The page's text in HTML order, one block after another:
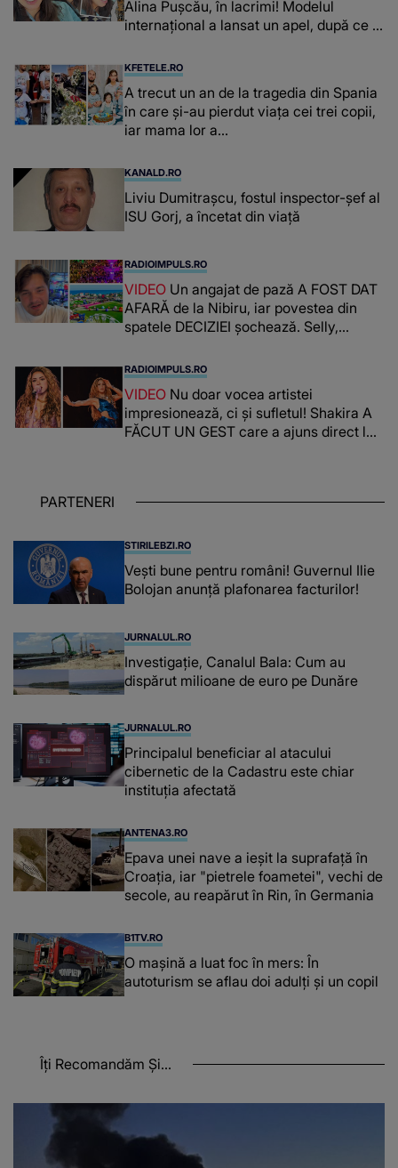
Alina Pușcău, în lacrimi! Modelul
internațional a lansat un apel, după ce a
KFETELE.RO
A trecut un an de la tragedia din Spania
în care și-au pierdut viața cei trei copii,
iar mama lor a…
KANALD.RO
Liviu Dumitrașcu, fostul inspector-șef al
ISU Gorj, a încetat din viață
RADIOIMPULS.RO
VIDEO Un angajat de pază A FOST DAT
AFARĂ de la Nibiru, iar povestea din
spatele DECIZIEI șochează. Selly,
CREDEA CĂ VA VEDEA AȘA CEVA: "Fix
în fața unui..."
RADIOIMPULS.RO
VIDEO Nu doar vocea artistei
impresionează, ci și sufletul! Shakira A
FĂCUT UN GEST care a ajuns direct la
așteptând oportunitatea
PARTENERI
STIRILEBZI.RO
Vești bune pentru români! Guvernul Ilie
Bolojan anunță plafonarea facturilor!
JURNALUL.RO
Investigație, Canalul Bala: Cum au
dispărut milioane de euro pe Dunăre
JURNALUL.RO
Principalul beneficiar al atacului
cibernetic de la Cadastru este chiar
instituţia afectată
ANTENA3.RO
Epava unei nave a ieșit la suprafață în
Croația, iar "pietrele foametei", vechi de
secole, au reapărut în Rin, în Germania
B1TV.RO
O maşină a luat foc în mers: În
autoturism se aflau doi adulți și un copil
Îți Recomandăm Și...